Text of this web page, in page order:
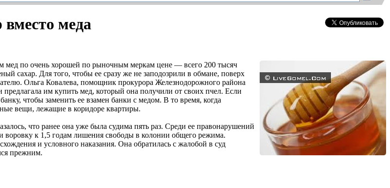
меда
мед по очень хорошей по рыночным меркам цене — всего 200 тысяч
сахар. Для того, чтобы ее сразу же не заподозрили в обмане, поверх
Ольга Ковалева, помощник прокурора Железнодорожного района
им купить мед, который она получили от своих пчел. Если
чтобы заменить ее взамен банки с медом. В то время, когда
вещи, лежащие в коридоре квартиры.
что ранее она уже была судима пять раз. Среди ее правонарушений
к 1,5 годам лишения свободы в колонии общего режима.
и условного наказания. Она обратилась с жалобой в суд
прежним.